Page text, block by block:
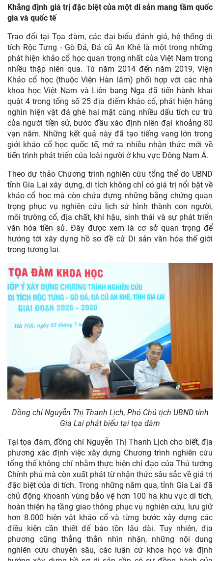
Khẳng định giá trị đặc biệt của một di sản mang tầm quốc
gia và quốc tế
Trao đổi tại Tọa đàm, các đại biểu đánh giá, hệ thống di
tích Rộc Tưng - Gò Đá, Đá cũ An Khê là một trong những
phát hiện khảo cổ học quan trọng nhất của Việt Nam trong
nhiều thập niên qua. Từ năm 2014 đến năm 2019, Viện
Khảo cổ học (thuộc Viện Hàn lâm) phối hợp với các nhà
khoa học Việt Nam và Liên bang Nga đã tiến hành khai
quật 4 trong tổng số 25 địa điểm khảo cổ, phát hiện hàng
nghìn hiện vật đá ghè hai mặt cùng nhiều dấu tích cư trú
của người tiền sử, bước đầu xác định niên đại khoảng 80
vạn năm. Những kết quả này đã tạo tiếng vang lớn trong
giới khảo cổ học quốc tế, mở ra nhiều nhận thức mới về
tiến trình phát triển của loài người ở khu vực Đông Nam Á.
Theo dự thảo Chương trình nghiên cứu tổng thể do UBND
tỉnh Gia Lai xây dựng, di tích không chỉ có giá trị nổi bật về
khảo cổ học mà còn chứa đựng những bằng chứng quan
trọng phục vụ nghiên cứu lịch sử hình thành con người,
môi trường cổ, địa chất, khí hậu, sinh thái và sự phát triển
văn hóa tiền sử. Đây được xem là cơ sở quan trọng để
hướng tới xây dựng hồ sơ đề cử Di sản văn hóa thế giới
trong tương lai.
Đồng chí Nguyễn Thị Thanh Lịch, Phó Chủ tịch UBND tỉnh
Gia Lai phát biểu tại tọa đàm
Tại tọa đàm, đồng chí Nguyễn Thị Thanh Lịch cho biết, địa
phương xác định việc xây dựng Chương trình nghiên cứu
tổng thể không chỉ nhằm thực hiện chỉ đạo của Thủ tướng
Chính phủ mà còn xuất phát từ nhận thức sâu sắc về giá trị
đặc biệt của di tích. Trong những năm qua, tỉnh Gia Lai đã
chủ động khoanh vùng bảo vệ hơn 100 ha khu vực di tích,
hoàn thiện hạ tầng giao thông phục vụ nghiên cứu, lưu giữ
hơn 8.000 hiện vật khảo cổ và từng bước xây dựng các
điều kiện cần thiết để bảo tồn lâu dài. Tuy nhiên, địa
phương cũng thẳng thắn nhìn nhận, những nội dung
nghiên cứu chuyên sâu, các luận cứ khoa học và định